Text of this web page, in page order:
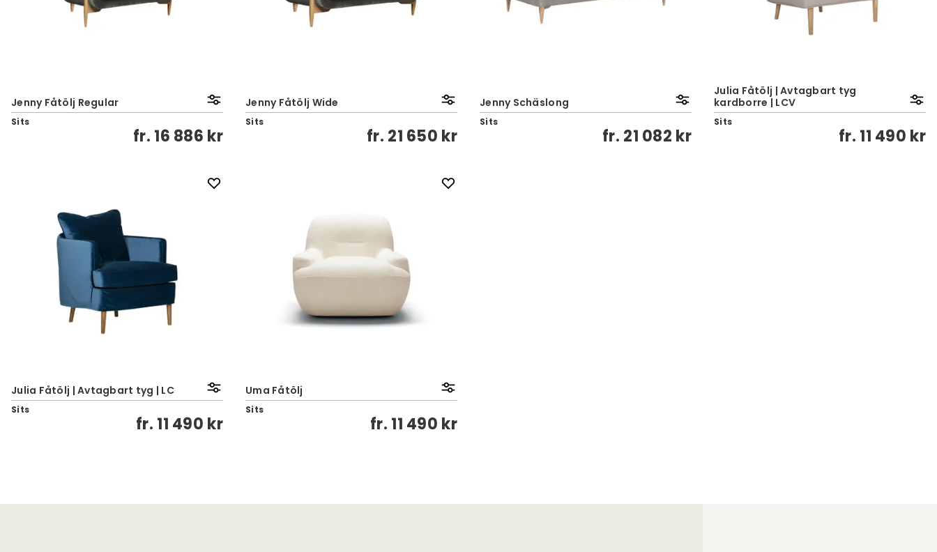
Jenny Fåtölj Regular
Sits
fr. 16 886 kr
Jenny Fåtölj Wide
Sits
fr. 21 650 kr
Jenny Schäslong
Sits
fr. 21 082 kr
Julia Fåtölj | Avtagbart tyg
kardborre | LCV
Sits
fr. 11 490 kr
Julia Fåtölj | Avtagbart tyg | LC
Sits
fr. 11 490 kr
Uma Fåtölj
Sits
fr. 11 490 kr